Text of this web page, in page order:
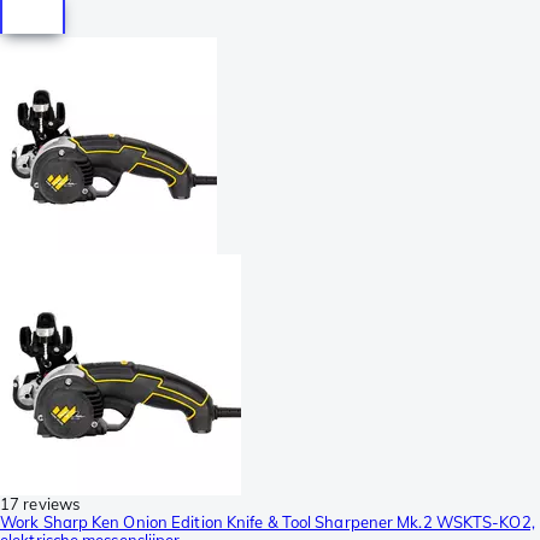
17 reviews
Work Sharp Ken Onion Edition Knife & Tool Sharpener Mk.2 WSKTS-KO2,